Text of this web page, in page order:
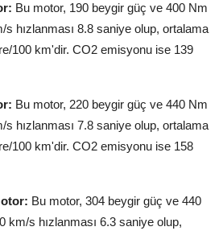
Bu motor, 190 beygir güç ve 400 Nm
hızlanması 8.8 saniye olup, ortalama
100 km'dir. CO2 emisyonu ise 139
Bu motor, 220 beygir güç ve 440 Nm
hızlanması 7.8 saniye olup, ortalama
100 km'dir. CO2 emisyonu ise 158
Bu motor, 304 beygir güç ve 440
km/s hızlanması 6.3 saniye olup,